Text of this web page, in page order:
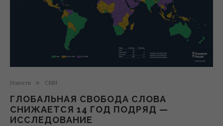
Новости СМИ
ГЛОБАЛЬНАЯ СВОБОДА СЛОВА
СНИЖАЕТСЯ 14 ГОД ПОДРЯД —
ИССЛЕДОВАНИЕ